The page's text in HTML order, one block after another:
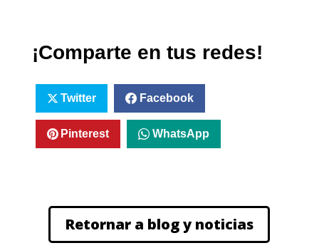
¡Comparte en tus redes!
Twitter Facebook
Pinterest WhatsApp
Retornar a blog y noticias